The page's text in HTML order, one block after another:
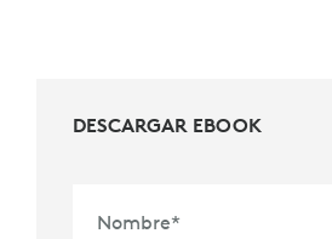
DESCARGAR EBOOK
Nombre*